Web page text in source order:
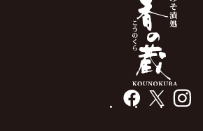
facebook instagram